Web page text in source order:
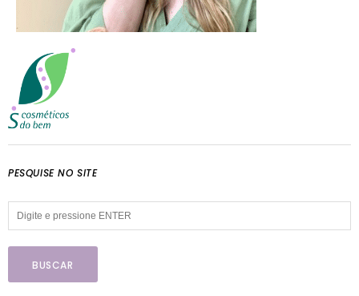
PESQUISE NO SITE